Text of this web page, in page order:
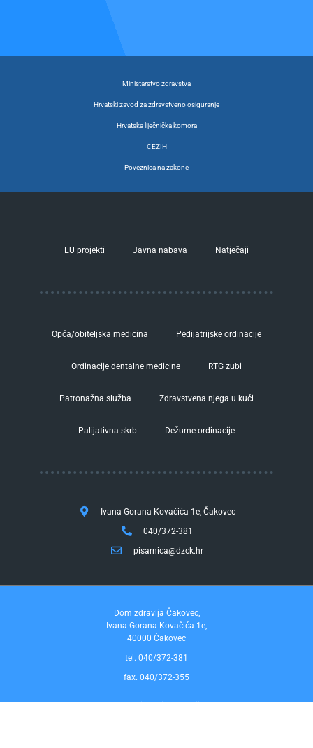
Ministarstvo zdravstva
Hrvatski zavod za zdravstveno osiguranje
Hrvatska liječnička komora
CEZIH
Poveznica na zakone
EU projekti Javna nabava Natječaji
Opća/obiteljska medicina Pedijatrijske ordinacije
Ordinacije dentalne medicine RTG zubi
Patronažna služba Zdravstvena njega u kući
Palijativna skrb Dežurne ordinacije
Ivana Gorana Kovačića 1e, Čakovec
040/372-381
pisarnica@dzck.hr
Dom zdravlja Čakovec,
Ivana Gorana Kovačića 1e,
40000 Čakovec
tel. 040/372-381
fax. 040/372-355
Pravo na pristup informacijama